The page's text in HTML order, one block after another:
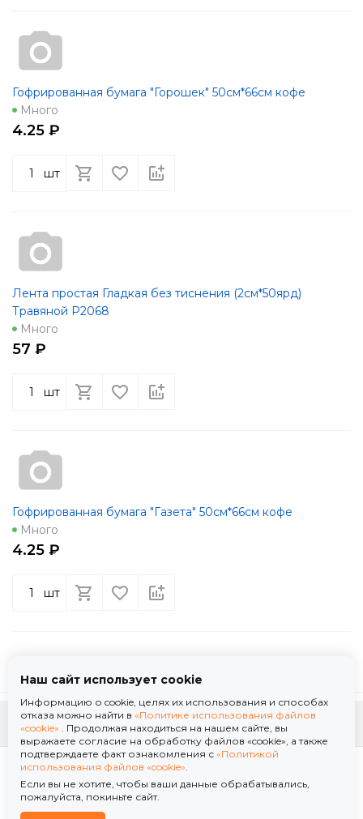
Гофрированная бумага "Горошек" 50см*66см кофе
Много
4.25 ₽
шт
Лента простая Гладкая без тиснения (2см*50ярд)
Травяной Р2068
Много
57 ₽
шт
Гофрированная бумага "Газета" 50см*66см кофе
Много
4.25 ₽
шт
К началу страницы
© 2026 ООО "Флор Мануфактура" .Все права защищены. Информация сайта защищена
Политика обработки персональных данных
Политика использования файлов «cookie»
Наш сайт использует cookie
Информацию о cookie, целях их использования и способах
отказа можно найти в «Политике использования файлов
«cookie» . Продолжая находиться на нашем сайте, вы
выражаете согласие на обработку файлов «cookie», а также
подтверждаете факт ознакомления с «Политикой
использования файлов «cookie».
Если вы не хотите, чтобы ваши данные обрабатывались,
пожалуйста, покиньте сайт.